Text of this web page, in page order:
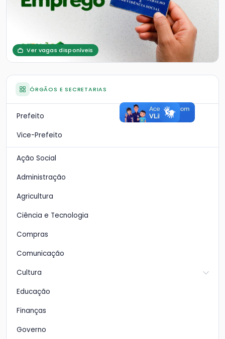
Ver vagas disponíveis
ÓRGÃOS E SECRETARIAS
Prefeito
Vice-Prefeito
Ação Social
Administração
Agricultura
Ciência e Tecnologia
Compras
Comunicação
Cultura
Educação
Finanças
Governo